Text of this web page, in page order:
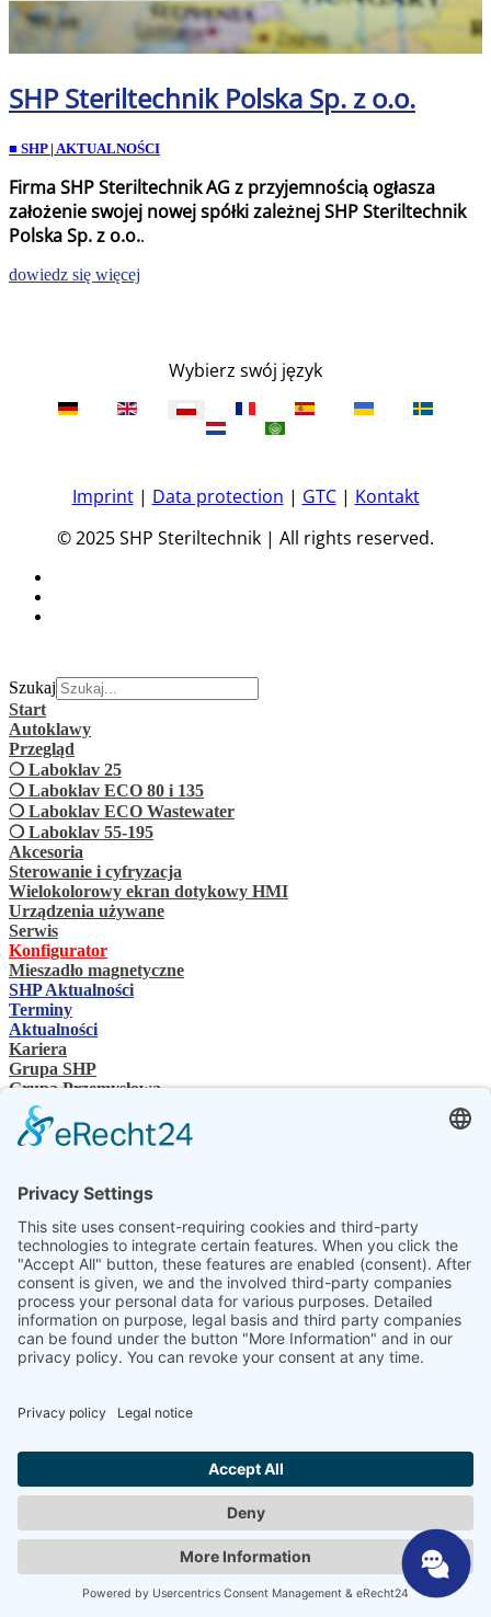
SHP Steriltechnik Polska Sp. z o.o.
■ SHP | AKTUALNOŚCI
Firma SHP Steriltechnik AG z przyjemnością ogłasza
założenie swojej nowej spółki zależnejSHP Steriltechnik
Polska Sp. z o.o..
dowiedz się więcej
Wybierz swój język
Imprint| Data protection | GTC| Kontakt
© 2025 SHP Steriltechnik | All rights reserved.
Szukaj
Start
Autoklawy
Przegląd
❍ Laboklav 25
❍ Laboklav ECO 80 i 135
❍ Laboklav ECO Wastewater
❍ Laboklav 55-195
Akcesoria
Sterowanie i cyfryzacja
Wielokolorowy ekran dotykowy HMI
Urządzenia używane
Serwis
Konfigurator
Mieszadło magnetyczne
SHP Aktualności
Terminy
Aktualności
Kariera
Grupa SHP
Grupa Przemysłowa
Osoba kontaktowa
Kontakt
Sprzedawcy specjalistyczni
Pliki do pobrania SHP
Wybierz swój język
DE
EN
PL
NL